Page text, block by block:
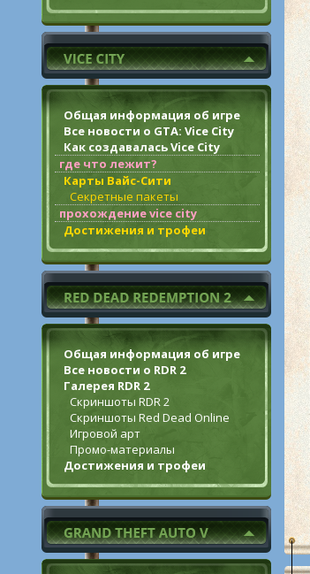
Общая информация об игре
Все новости о GTA: Vice City
Как создавалась Vice City
где что лежит?
Карты Вайс-Сити
Секретные пакеты
прохождение vice city
Достижения и трофеи
Общая информация об игре
Все новости о RDR 2
Галерея RDR 2
Скриншоты RDR 2
Скриншоты Red Dead Online
Игровой арт
Промо-материалы
Достижения и трофеи
3. Ryder 4. Tagging up Turf